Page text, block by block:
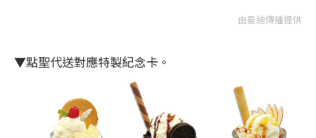
由曼迪傳播提供
▼點聖代送對應特製紀念卡。